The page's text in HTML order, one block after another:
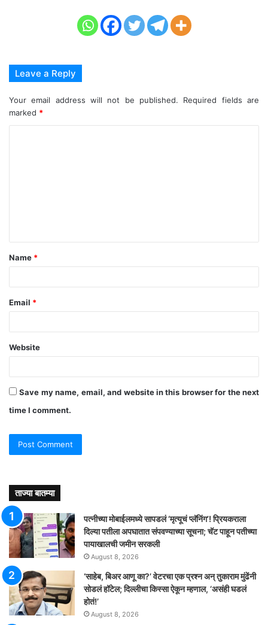
Leave a Reply
Your email address will not be published.
Required fields are
marked *
t
*
Name *
Email *
Website
Save my name, email, and website in this browser for the next
time I comment.
ताज्या बातम्या
पत्नीच्या मोबाईलमध्ये सापडलं ‘मृत्यूचं प्लॅनिंग’! प्रियकराला
दिल्या पतीला अपघातात संपवण्याच्या सूचना; चॅट पाहून पतीच्या
पायाखालची जमीन सरकली
August 8, 2026
‘साहेब, बिअर आणू का?’ वेटरचा एक प्रश्न अन् तुकाराम मुंढेंनी
सोडलं हॉटेल; दिल्लीचा किस्सा ऐकून म्हणाल, ‘असंही घडलं
होतं!’
August 8, 2026